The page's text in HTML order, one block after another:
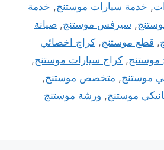
, خدمة سيارات موستنج, خدمة
, سيرفس موستنج, صيانة
, قطع موستنج, كراج اخصائي
موستنج, كراج سيارات موستنج,
موستنج, متخصص موستنج,
موستنج, ورشة موستنج